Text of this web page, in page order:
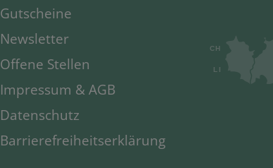
Gutscheine
Newsletter
Offene Stellen
Impressum & AGB
Datenschutz
Barrierefreiheitserklärung